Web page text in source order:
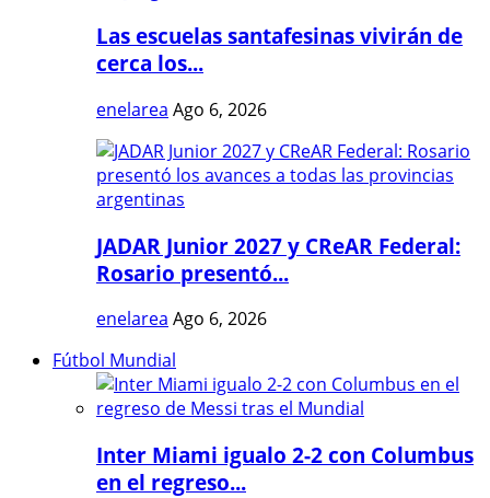
Las escuelas santafesinas vivirán de
cerca los...
enelarea Ago 6, 2026
JADAR Junior 2027 y CReAR Federal:
Rosario presentó...
enelarea Ago 6, 2026
Fútbol Mundial
Inter Miami igualo 2-2 con Columbus
en el regreso...